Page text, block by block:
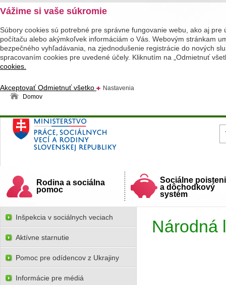
Vážime si vaše súkromie
Súbory cookies sú potrebné pre správne fungovanie webu, ako aj
počítaču alebo akýmkoľvek informáciám o Vás. Webovým stránkam
bezpečného vyhľadávania, na zjednodušenie registrácie do nových
spracovaním cookies pre uvedené účely. Kliknutím na „Odmietnuť
cookies.
AkceptovaťOdmietnuť všetko
Nastavenia
Domov
Ministerstvo práce, sociálnych vecí a rodiny
Slovenskej republiky
Rodina a sociálna
pomoc
Sociálne
a dôchodkový
systém
Národná
Inšpekcia v sociálnych veciach
Aktívne starnutie
Pomoc pre odídencov z Ukrajiny
Informácie pre médiá